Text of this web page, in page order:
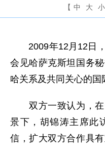
【 中 大 小
2009年12月12日，
会见哈萨克斯坦国务
哈关系及共同关心的国
双方一致认为，在
景下，胡锦涛主席此
信，扩大双方合作具